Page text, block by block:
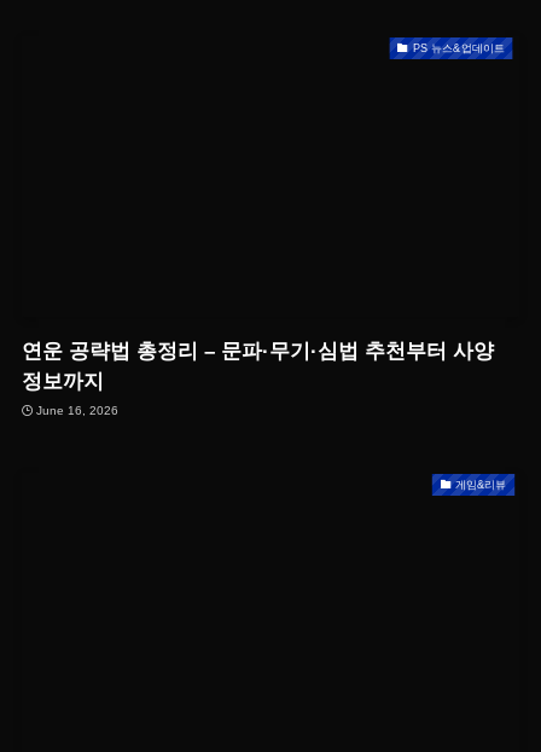
PS 뉴스&업데이트
연운 공략법 총정리 – 문파·무기·심법 추천부터 사양
정보까지
June 16, 2026
게임&리뷰